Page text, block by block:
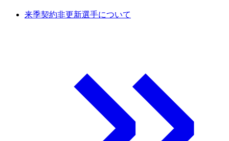
来季契約非更新選手について